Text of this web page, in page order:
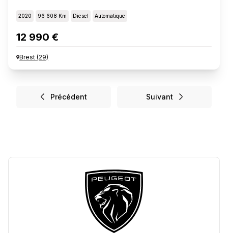
2020 96 608 Km Diesel Automatique
12 990 €
Brest (29)
Précédent Suivant